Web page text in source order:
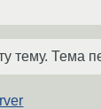
тему. Тема